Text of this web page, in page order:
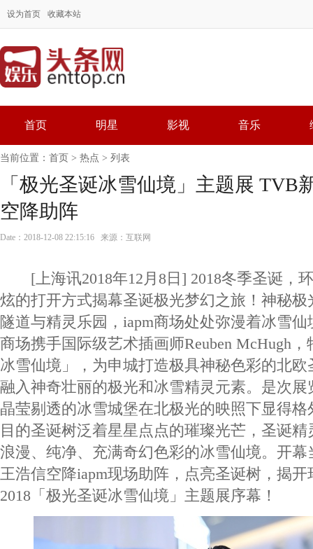
设为首页 收藏本站
首页 明星 影视 音乐
当前位置： 首页 > 热点 > 列表
「极光圣诞冰雪仙境」主题展 TVB
空降助阵
Date：2018-12-08 22:15:16 来源：互联网
[上海讯2018年12月8日] 2018冬季圣诞，
炫的打开方式揭幕圣诞极光梦幻之旅！神秘
隧道与精灵乐园，iapm商场处处弥漫着冰雪
商场携手国际级艺术插画师Reuben McHugh
冰雪仙境」，为申城打造极具神秘色彩的北
融入神奇壮丽的极光和冰雪精灵元素。是次
晶莹剔透的冰雪城堡在北极光的映照下显得
目的圣诞树泛着星星点点的璀璨光芒，圣诞
浪漫、纯净、充满奇幻色彩的冰雪仙境。开
王浩信空降iapm现场助阵，点亮圣诞树，揭开
2018「极光圣诞冰雪仙境」主题展序幕！